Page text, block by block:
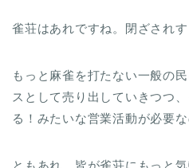
雀荘はあれですね。閉ざされ
もっと麻雀を打たない一般の
スとして売り出していきつつ
る！みたいな営業活動が必要な
ともあれ、皆が雀荘にもっと